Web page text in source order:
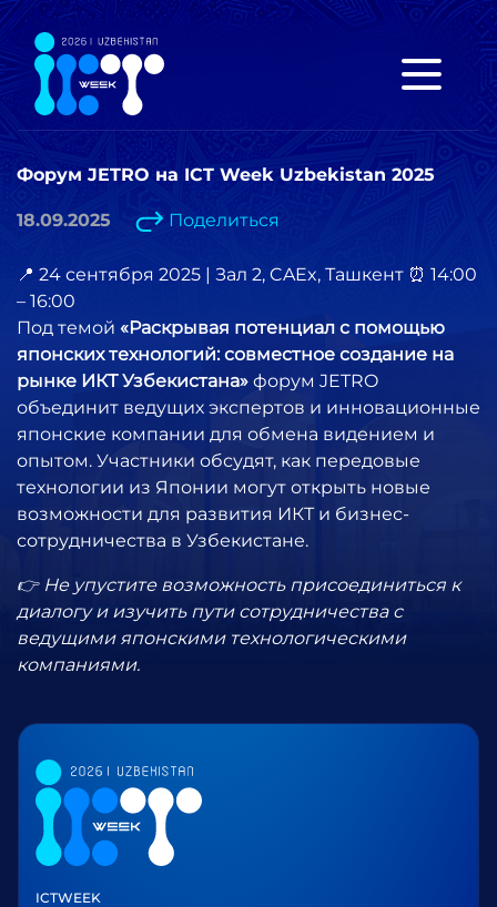
Форум JETRO на ICT Week Uzbekistan 2025
18.09.2025 Поделиться
📍 24 сентября 2025 | Зал 2, CAEx, Ташкент ⏰ 14:00
– 16:00
Под темой «Раскрывая потенциал с помощью
японских технологий: совместное создание на
рынке ИКТ Узбекистана» форум JETRO
объединит ведущих экспертов и инновационные
японские компании для обмена видением и
опытом. Участники обсудят, как передовые
технологии из Японии могут открыть новые
возможности для развития ИКТ и бизнес-
сотрудничества в Узбекистане.
👉 Не упустите возможность присоединиться к
диалогу и изучить пути сотрудничества с
ведущими японскими технологическими
компаниями.
ICTWEEK